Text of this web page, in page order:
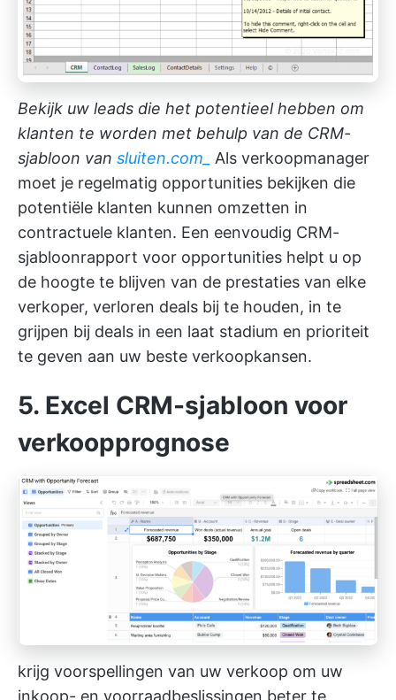
Bekijk uw leads die het potentieel hebben om
klanten te worden met behulp van de CRM-
sjabloon van sluiten.com_
Als verkoopmanager
moet je regelmatig opportunities bekijken die
potentiële klanten kunnen omzetten in
contractuele klanten. Een eenvoudig CRM-
sjabloonrapport voor opportunities helpt u op
de hoogte te blijven van de prestaties van elke
verkoper, verloren deals bij te houden, in te
grijpen bij deals in een laat stadium en prioriteit
te geven aan uw beste verkoopkansen.
5. Excel CRM-sjabloon voor
verkoopprognose
krijg voorspellingen van uw verkoop om uw
inkoop- en voorraadbeslissingen beter te